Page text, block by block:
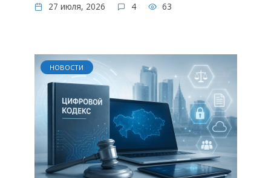
27 июля, 2026
4 63
НОВОСТИ